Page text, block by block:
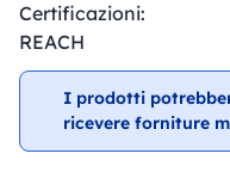
Certificazioni:
REACH
I prodotti
ricevere forniture